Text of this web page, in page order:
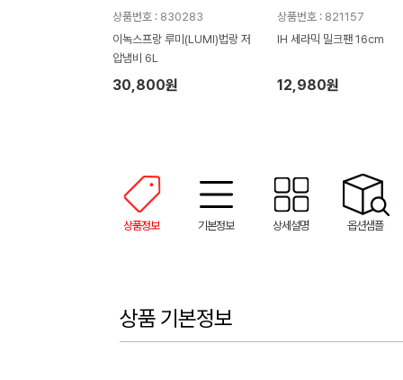
상품번호 : 830283
이녹스프랑 루미(LUMI)법랑 저
압냄비 6L
30,800원
상품번호 : 821157
IH 세라믹 밀크팬 16cm
12,980원
상품정보 기본정보 상세설명 옵션샘플
상품 기본정보